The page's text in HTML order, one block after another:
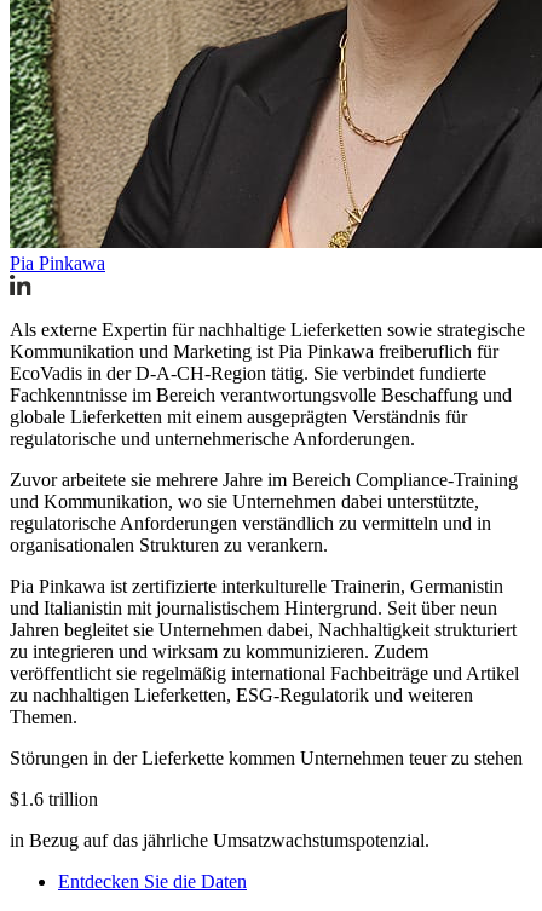
Pia Pinkawa
Als externe Expertin für nachhaltige Lieferketten sowie strategische
Kommunikation und Marketing ist Pia Pinkawa freiberuflich für
EcoVadis in der D-A-CH-Region tätig. Sie verbindet fundierte
Fachkenntnisse im Bereich verantwortungsvolle Beschaffung und
globale Lieferketten mit einem ausgeprägten Verständnis für
regulatorische und unternehmerische Anforderungen.
Zuvor arbeitete sie mehrere Jahre im Bereich Compliance-Training
und Kommunikation, wo sie Unternehmen dabei unterstützte,
regulatorische Anforderungen verständlich zu vermitteln und in
organisationalen Strukturen zu verankern.
Pia Pinkawa ist zertifizierte interkulturelle Trainerin, Germanistin
und Italianistin mit journalistischem Hintergrund. Seit über neun
Jahren begleitet sie Unternehmen dabei, Nachhaltigkeit strukturiert
zu integrieren und wirksam zu kommunizieren. Zudem
veröffentlicht sie regelmäßig international Fachbeiträge und Artikel
zu nachhaltigen Lieferketten, ESG-Regulatorik und weiteren
Themen.
Störungen in der Lieferkette kommen Unternehmen teuer zu stehen
$1.6 trillion
in Bezug auf das jährliche Umsatzwachstumspotenzial.
Entdecken Sie die Daten